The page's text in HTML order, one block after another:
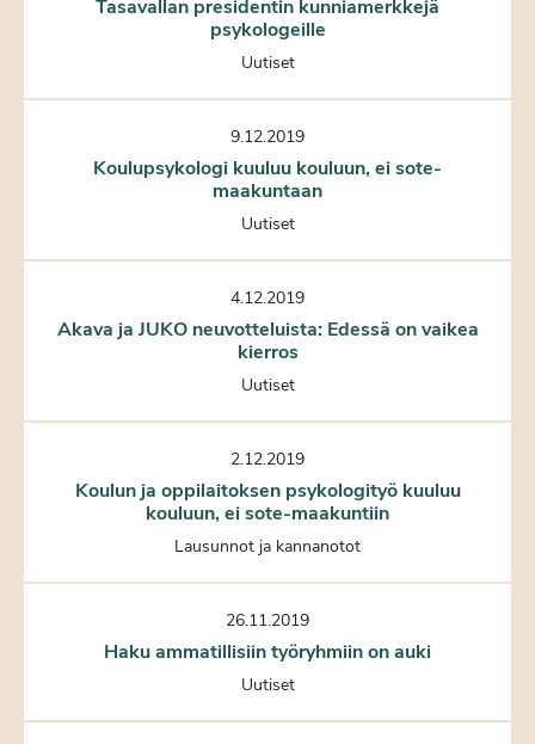
Tasavallan presidentin kunniamerkkejä
psykologeille
Uutiset
9.12.2019
Koulupsykologi kuuluu kouluun, ei sote-
maakuntaan
Uutiset
4.12.2019
Akava ja JUKO neuvotteluista: Edessä on vaikea
kierros
Uutiset
2.12.2019
Koulun ja oppilaitoksen psykologityö kuuluu
kouluun, ei sote-maakuntiin
Lausunnot ja kannanotot
26.11.2019
Haku ammatillisiin työryhmiin on auki
Uutiset